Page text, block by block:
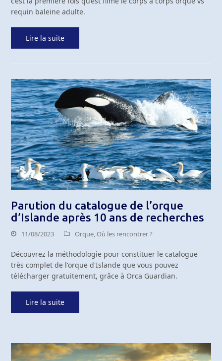
requin baleine adulte.
Lire la suite
Parution du catalogue de l’orque
d’Islande après 10 ans de recherches
11/08/2023 Orque,Où les rencontrer ?
Découvrez la méthodologie pour constituer le catalogue
très complet de l'orque d'Islande que vous pouvez
télécharger gratuitement, grâce à Orca Guardian.
Lire la suite